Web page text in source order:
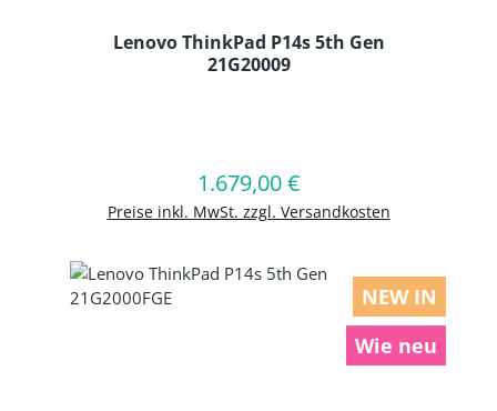
Lenovo ThinkPad P14s 5th Gen
21G20009
Regulärer Preis:
1.679,00 €
Preise inkl. MwSt. zzgl. Versandkosten
In den Warenkorb
NEW IN
Wie neu